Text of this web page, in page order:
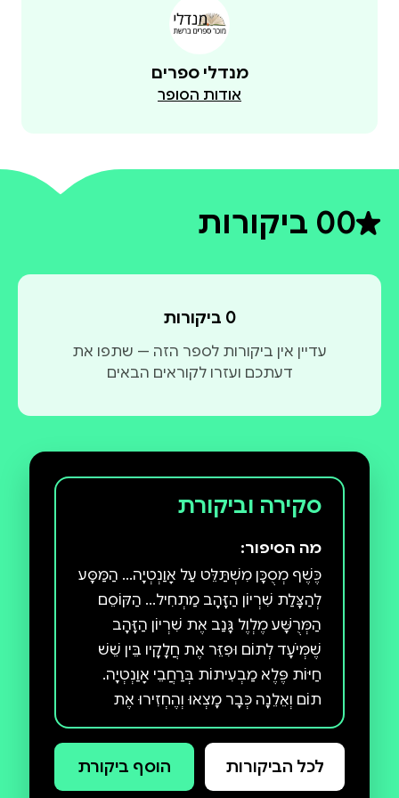
מנדלי ספרים
אודות הסופר
0דירוג ממוצע 0 מתוך 5
0 ביקורות
0 ביקורות
עדיין אין ביקורות לספר הזה — שתפו את
דעתכם ועזרו לקוראים הבאים
סקירה וביקורת
מה הסיפור:
כֶּשֶׁף מְסֻכָּן מִשְׁתַּלֵּט עַל אָוַנְטְיָה... הַמַּסָּע
לְהַצָּלַת שִׁרְיוֹן הַזָּהָב מַתְחִיל... הַקּוֹסֵם
הַמְּרֻשָּׁע מֶלְוֶל גָּנַב אֶת שִׁרְיוֹן הַזָּהָב
שֶׁמְּיֹעָד לְתוֹם וּפִזֵּר אֶת חֲלָקָיו בֵּין שֵׁשׁ
חַיּוֹת פֶּלֶא מַבְעִיתוֹת בְּרַחֲבֵי אָוַנְטְיָה.
תוֹם וְאֵלֵנָה כְּבָר מָצְאוּ וְהֶחְזִירוּ אֶת
הַקַּסְדָּה הַמֻּזְהֶבֶת וְאֶת שִׁרְיוֹן
הַשַּׁרְשְׁרָאוֹת, אֲבָל עַכְשָׁו עוֹמֶדֶת מוּלָם
לוֹטָה, קוֹסֶמֶת הָאֶבֶן בַּעֲלַת הָעַיִן הָאַחַת,
לכל הביקורות הוסף ביקורת